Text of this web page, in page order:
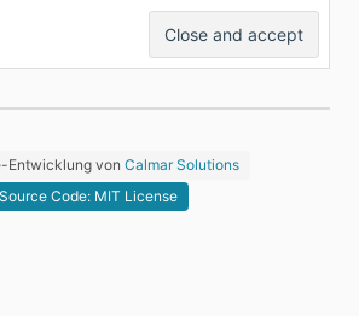
Entwicklung von Calmar Solutions
Source Code: MIT License